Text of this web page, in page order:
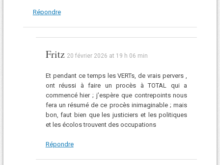
Répondre
Fritz 20 février 2026 at 19 h 06 min
Et pendant ce temps les VERTs, de vrais pervers ,
ont réussi à faire un procès à TOTAL qui a
commencé hier ; j’espère que contrepoints nous
fera un résumé de ce procès inimaginable ; mais
bon, faut bien que les justiciers et les politiques
et les écolos trouvent des occupations
Répondre